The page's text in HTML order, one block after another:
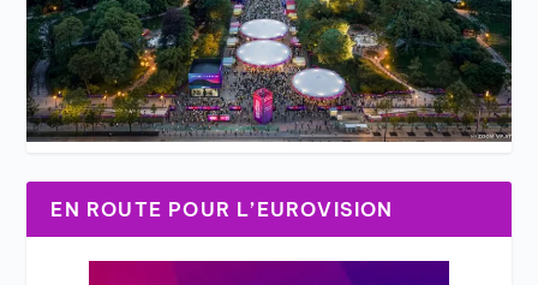
EN ROUTE POUR L’EUROVISION